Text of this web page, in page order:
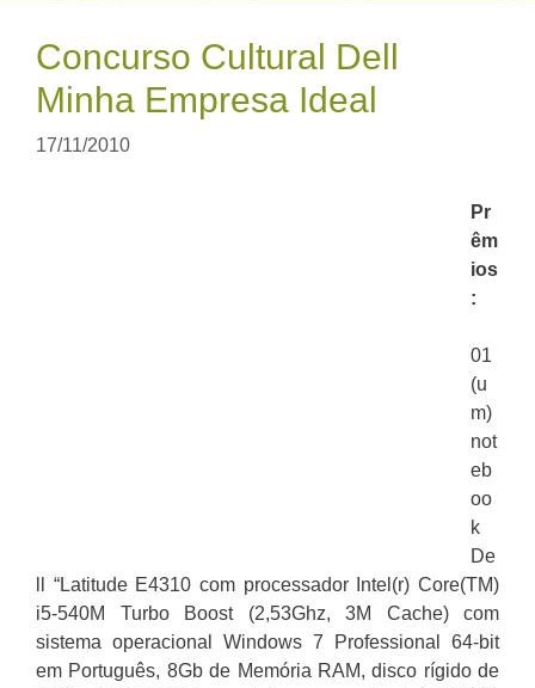
Concurso Cultural Dell
Minha Empresa Ideal
17/11/2010
Pr
êm
ios
:
01
(u
m)
not
eb
oo
k
De
ll “Latitude E4310 com processador Intel(r) Core(TM)
i5-540M Turbo Boost (2,53Ghz, 3M Cache) com
sistema operacional Windows 7 Professional 64-bit
em Português, 8Gb de Memória RAM, disco rígido de